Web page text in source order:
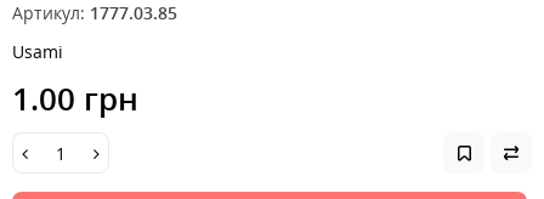
Артикул: 1777.03.85
Usami
1.00 грн